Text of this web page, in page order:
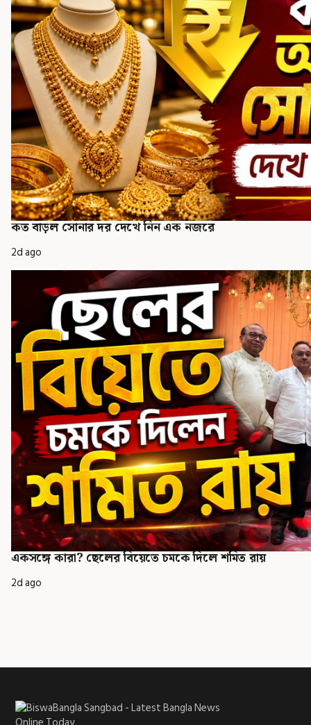
কত বাড়ল সোনার দর দেখে নিন এক নজরে
2d ago
একসঙ্গে কারা? ছেলের বিয়েতে চমকে দিলে শমিত রায়
2d ago